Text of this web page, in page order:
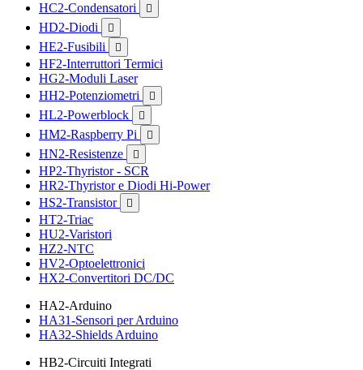
HC2-Condensatori 
HD2-Diodi 
HE2-Fusibili 
HF2-Interruttori Termici
HG2-Moduli Laser
HH2-Potenziometri

HL2-Powerblock 
HM2-Raspberry Pi 
HN2-Resistenze 
HP2-Thyristor - SCR
HR2-Thyristor e Diodi Hi-Power
HS2-Transistor

HT2-Triac
HU2-Varistori
HZ2-NTC
HV2-Optoelettronici
HX2-Convertitori DC/DC
HA2-Arduino
HA31-Sensori per Arduino
HA32-Shields Arduino
HB2-Circuiti Integrati